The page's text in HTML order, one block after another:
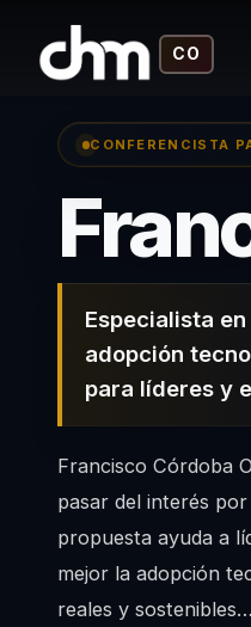
CO
CONFERENCISTA
Especialista
adopción
para líderes y
Francisco Córdoba
pasar del interés
propuesta ayuda a
mejor la adopción
reales y sostenibles…